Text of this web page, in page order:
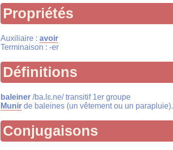
Propriétés
Auxiliaire : avoir
Terminaison : -er
Définitions
baleiner /ba.lɛ.ne/ transitif 1er groupe
Munir de baleines (un vêtement ou un parapluie).
Conjugaisons